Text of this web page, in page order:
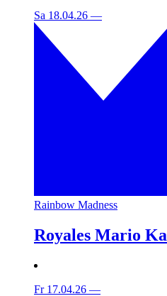
Sa 18.04.26 —
Rainbow Madness
Royales Mario
Fr 17.04.26 —